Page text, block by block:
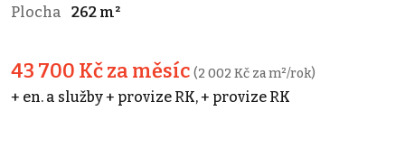
Plocha
262 m²
43 700 Kč za měsíc (2 002 Kč za m²/rok)
+ en. a služby + provize RK, + provize RK